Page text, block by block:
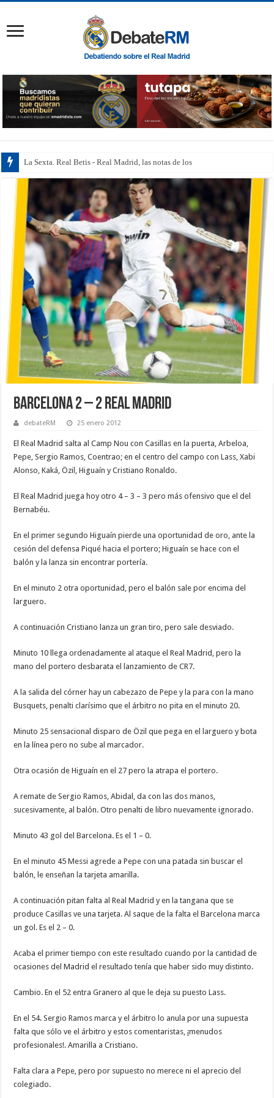
La Sexta. Real Betis - Real Madrid, las notas de los jugadores:
Barcelona 2 – 2 Real Madrid
debateRM 25 enero 2012
El Real Madrid salta al Camp Nou con Casillas en la puerta, Arbeloa,
Pepe, Sergio Ramos, Coentrao; en el centro del campo con Lass, Xabi
Alonso, Kaká, Özil, Higuaín y Cristiano Ronaldo.
El Real Madrid juega hoy otro 4 – 3 – 3 pero más ofensivo que el del
Bernabéu.
En el primer segundo Higuaín pierde una oportunidad de oro, ante la
cesión del defensa Piqué hacia el portero; Higuaín se hace con el
balón y la lanza sin encontrar portería.
En el minuto 2 otra oportunidad, pero el balón sale por encima del
larguero.
A continuación Cristiano lanza un gran tiro, pero sale desviado.
Minuto 10 llega ordenadamente al ataque el Real Madrid, pero la
mano del portero desbarata el lanzamiento de CR7.
A la salida del córner hay un cabezazo de Pepe y la para con la mano
Busquets, penalti clarísimo que el árbitro no pita en el minuto 20.
Minuto 25 sensacional disparo de Özil que pega en el larguero y bota
en la línea pero no sube al marcador.
Otra ocasión de Higuaín en el 27 pero la atrapa el portero.
A remate de Sergio Ramos, Abidal, da con las dos manos,
sucesivamente, al balón. Otro penalti de libro nuevamente ignorado.
Minuto 43 gol del Barcelona. Es el 1 – 0.
En el minuto 45 Messi agrede a Pepe con una patada sin buscar el
balón, le enseñan la tarjeta amarilla.
A continuación pitan falta al Real Madrid y en la tangana que se
produce Casillas ve una tarjeta. Al saque de la falta el Barcelona marca
un gol. Es el 2 – 0.
Acaba el primer tiempo con este resultado cuando por la cantidad de
ocasiones del Madrid el resultado tenía que haber sido muy distinto.
Cambio. En el 52 entra Granero al que le deja su puesto Lass.
En el 54. Sergio Ramos marca y el árbitro lo anula por una supuesta
falta que sólo ve el árbitro y estos comentaristas, ¡menudos
profesionales!. Amarilla a Cristiano.
Falta clara a Pepe, pero por supuesto no merece ni el aprecio del
colegiado.